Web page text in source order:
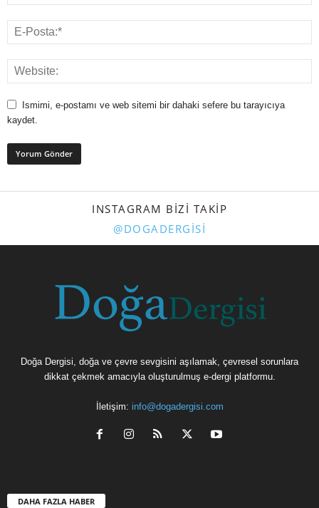
Ismimi, e-postamı ve web sitemi bir dahaki sefere bu tarayıcıya
kaydet.
INSTAGRAM BIZI TAKIP
@DOGADERGISI
Doğa Dergisi, doğa ve çevre sevgisini aşılamak, çevresel sorunlara
dikkat çekmek amacıyla oluşturulmuş e-dergi platformu.
İletişim: info@dogadergisi.com
DAHA FAZLA HABER